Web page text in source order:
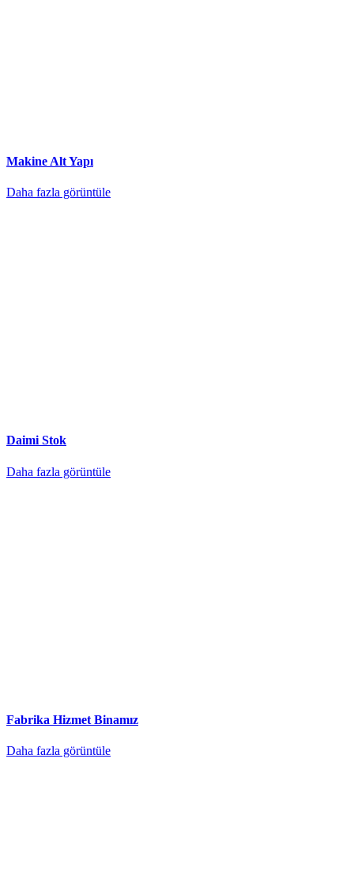
Makine Alt Yapı
Daha fazla görüntüle
Daimi Stok
Daha fazla görüntüle
Fabrika Hizmet Binamız
Daha fazla görüntüle